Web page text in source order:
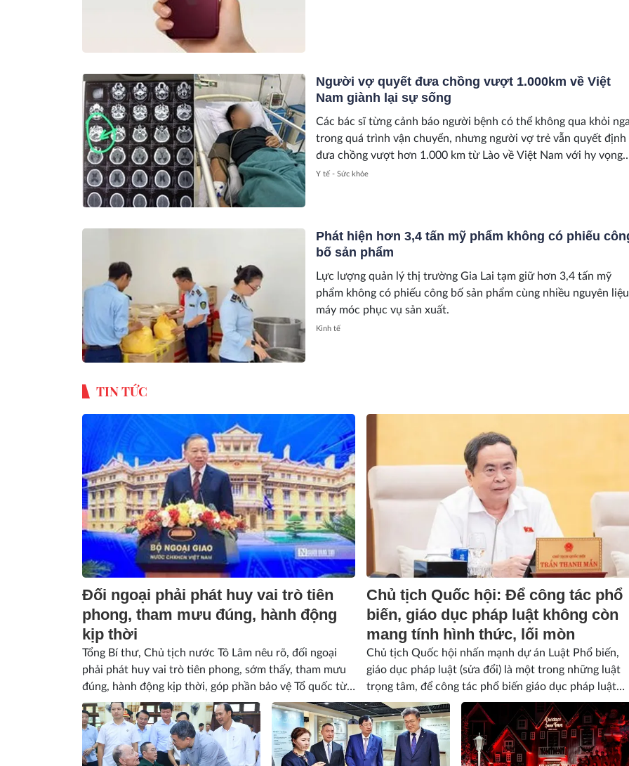
Người vợ quyết đưa chồng vượt 1.000km về Việt
Nam giành lại sự sống
Các bác sĩ từng cảnh báo người bệnh có thể không qua khỏi
trong quá trình vận chuyển, nhưng người vợ trẻ vẫn quyết định
đưa chồng vượt hơn 1.000 km từ Lào về Việt Nam với hy vọng
mong manh còn sót lại.
Y tế - Sức khỏe
Phát hiện hơn 3,4 tấn mỹ phẩm không có phiếu
bố sản phẩm
Lực lượng quản lý thị trường Gia Lai tạm giữ hơn 3,4 tấn mỹ
phẩm không có phiếu công bố sản phẩm cùng nhiều nguyên
máy móc phục vụ sản xuất.
Kinh tế
TIN TỨC
Đối ngoại phải phát huy vai trò tiên
phong, tham mưu đúng, hành động
kịp thời
Tổng Bí thư, Chủ tịch nước Tô Lâm nêu rõ, đối ngoại
phải phát huy vai trò tiên phong, sớm thấy, tham mưu
đúng, hành động kịp thời, góp phần bảo vệ Tổ quốc từ
sớm, từ xa.
Chủ tịch Quốc hội: Để công tác phổ
biến, giáo dục pháp luật không còn
mang tính hình thức, lối mòn
Chủ tịch Quốc hội nhấn mạnh dự án Luật Phổ biến,
giáo dục pháp luật (sửa đổi) là một trong những luật
trọng tâm, để công tác phổ biến giáo dục pháp luật
phải thực sự trở thành động lực xây dựng văn hóa
thượng tôn pháp luật.